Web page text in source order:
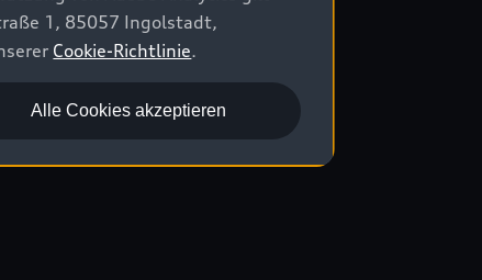
1, 85057 Ingolstadt,
Cookie-Richtlinie.
Alle Cookies akzeptieren